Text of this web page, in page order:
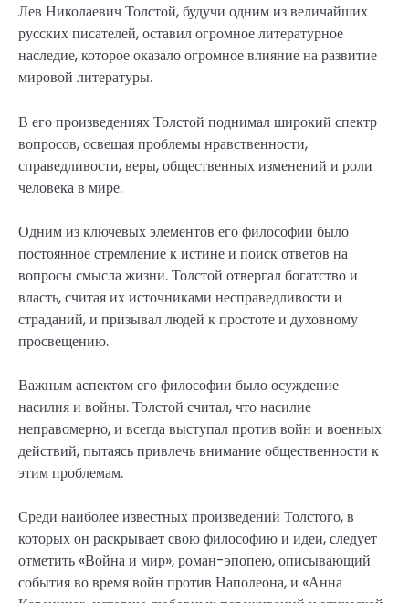
Лев Николаевич Толстой, будучи одним из величайших
русских писателей, оставил огромное литературное
наследие, которое оказало огромное влияние на развитие
мировой литературы.
В его произведениях Толстой поднимал широкий спектр
вопросов, освещая проблемы нравственности,
справедливости, веры, общественных изменений и роли
человека в мире.
Одним из ключевых элементов его философии было
постоянное стремление к истине и поиск ответов на
вопросы смысла жизни. Толстой отвергал богатство и
власть, считая их источниками несправедливости и
страданий, и призывал людей к простоте и духовному
просвещению.
Важным аспектом его философии было осуждение
насилия и войны. Толстой считал, что насилие
неправомерно, и всегда выступал против войн и военных
действий, пытаясь привлечь внимание общественности к
этим проблемам.
Среди наиболее известных произведений Толстого, в
которых он раскрывает свою философию и идеи, следует
отметить «Война и мир», роман-эпопею, описывающий
события во время войн против Наполеона, и «Анна